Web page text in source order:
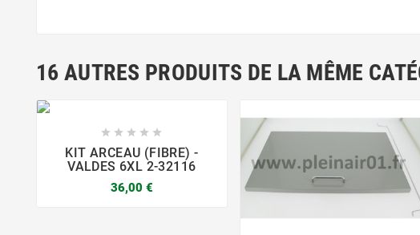
16 AUTRES PRODUITS DE LA MÊME
    
KIT ARCEAU (FIBRE) -
VALDES 6XL 2-32116
36,00 €